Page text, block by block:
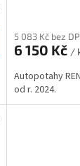
5 083 Kč bez
6 150 Kč /
Autopotahy
od r. 2024.